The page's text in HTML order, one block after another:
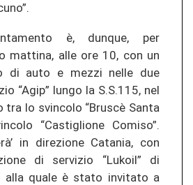
è, dunque, per
mattina, alle ore 10, con un
di auto e mezzi nelle due
“Agip” lungo la S.S.115, nel
lo svincolo “Bruscè Santa
“Castiglione Comiso”.
in direzione Catania, con
di servizio “Lukoil” di
alla quale è stato invitato a